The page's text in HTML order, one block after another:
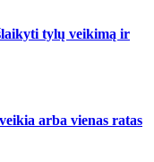
tylų veikimą ir
arba vienas ratas